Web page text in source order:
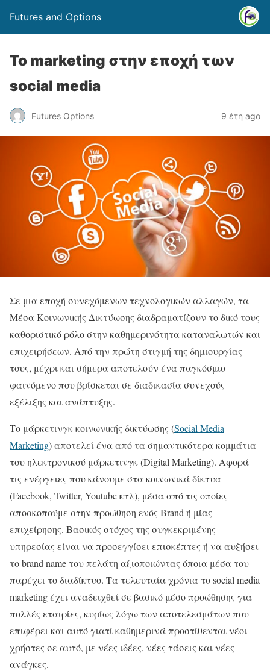
Futures and Options
To marketing στην εποχή των
social media
Futures Options 9 έτη ago
Σε μια εποχή συνεχόμενων τεχνολογικών αλλαγών, τα
Μέσα Κοινωνικής Δικτύωσης διαδραματίζουν το δικό τους
καθοριστικό ρόλο στην καθημερινότητα καταναλωτών και
επιχειρήσεων. Από την πρώτη στιγμή της δημιουργίας
τους, μέχρι και σήμερα αποτελούν ένα παγκόσμιο
φαινόμενο που βρίσκεται σε διαδικασία συνεχούς
εξέλιξης και ανάπτυξης.
Το μάρκετινγκ κοινωνικής δικτύωσης (Social Media
Marketing) αποτελεί ένα από τα σημαντικότερα κομμάτια
του ηλεκτρονικού μάρκετινγκ (Digital Marketing). Αφορά
τις ενέργειες που κάνουμε στα κοινωνικά δίκτυα
(Facebook, Twitter, Youtube κτλ), μέσα από τις οποίες
αποσκοπούμε στην προώθηση ενός Brand ή μίας
επιχείρησης. Βασικός στόχος της συγκεκριμένης
υπηρεσίας είναι να προσεγγίσει επισκέπτες ή να αυξήσει
το brand name του πελάτη αξιοποιώντας όποια μέσα του
παρέχει το διαδίκτυο. Τα τελευταία χρόνια το social media
marketing έχει αναδειχθεί σε βασικό μέσο προώθησης για
πολλές εταιρίες, κυρίως λόγω των αποτελεσμάτων που
επιφέρει και αυτό γιατί καθημερινά προστίθενται νέοι
χρήστες σε αυτό, με νέες ιδέες, νέες τάσεις και νέες
ανάγκες.